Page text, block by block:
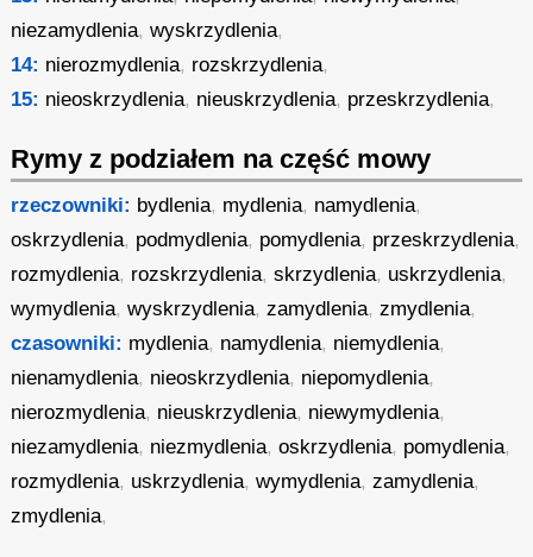
niezamydlenia,wyskrzydlenia,
14: nierozmydlenia, rozskrzydlenia,
15: nieoskrzydlenia, nieuskrzydlenia, przeskrzydlenia,
Rymy z podziałem na część mowy
rzeczowniki: bydlenia, mydlenia, namydlenia,
oskrzydlenia, podmydlenia, pomydlenia, przeskrzydlenia,
rozmydlenia, rozskrzydlenia,skrzydlenia, uskrzydlenia,
wymydlenia,wyskrzydlenia,zamydlenia,zmydlenia,
czasowniki: mydlenia, namydlenia, niemydlenia,
nienamydlenia, nieoskrzydlenia, niepomydlenia,
nierozmydlenia, nieuskrzydlenia, niewymydlenia,
niezamydlenia, niezmydlenia,oskrzydlenia, pomydlenia,
rozmydlenia, uskrzydlenia,wymydlenia,zamydlenia,
zmydlenia,